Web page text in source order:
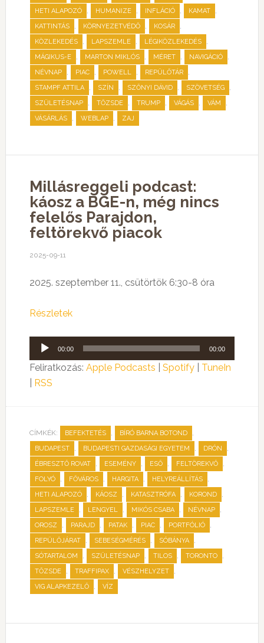
HETI ALAPOZÓ , HUMANIZE , INFLÁCIÓ , KAMAT ,
KATTINTÁS , KÖRNYEZETVÉDŐ , KOSÁR ,
KÖZLEKEDÉS , LAPSZEMLE , LÉGIKÖZLEKEDÉS ,
MÁGIKUS-E , MARTON MIKLÓS , MÉRET , NAVIGÁCIÓ ,
NÉVNAP , PIAC , POWELL , REPÜLŐTÁR ,
STAMPF ATTILA , SZÍN , SZŐNYI DÁVID , SZÖVETSÉG ,
SZÜLETÉSNAP , TŐZSDE , TRUMP , VÁGÁS , VÁM ,
VÁSÁRLÁS , WEBLAP , ZAJ
Millásreggeli podcast:
káosz a BGE-n, még nincs
felelős Parajdon,
feltörekvő piacok
2025-09-11
2025. szeptember 11., csütörtök 6:30-8 óra
Részletek
Audió
lejátszó
00:00 00:00
Feliratkozás: Apple Podcasts Spotify| TuneIn
RSS
CÍMKÉK: BEFEKTETÉS , BÍRÓ BARNA BOTOND ,
BUDAPEST , BUDAPESTI GAZDASÁGI EGYETEM , DRÓN ,
ÉBRESZTŐ ROVAT , ESEMÉNY , ESŐ , FELTÖREKVŐ ,
FOLYÓ , FŐVÁROS , HARGITA , HELYREÁLLÍTÁS ,
HETI ALAPOZÓ , KÁOSZ , KATASZTRÓFA , KOROND ,
LAPSZEMLE , LENGYEL , MIKÓS CSABA , NÉVNAP ,
OROSZ , PARAJD , PATAK , PIAC , PORTFÓLIÓ ,
REPÜLŐJÁRAT , SEBESÉGMÉRÉS , SÓBÁNYA ,
SÓTARTALOM , SZÜLETÉSNAP , TILOS , TORONTO ,
TŐZSDE , TRAFFIPAX , VÉSZHELYZET ,
VIG ALAPKEZELŐ , VÍZ